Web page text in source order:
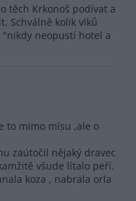
těch Krkonoš podívat a
Schválně kolik vlků
"nikdy neopustí hotel a
to mimo mísu ,ale o
zaútočil nějaký dravec
všude lítalo peří.
koza , nabrala orla